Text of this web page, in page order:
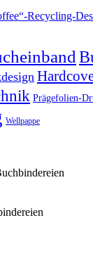
Prägefolien-
Wellpappe